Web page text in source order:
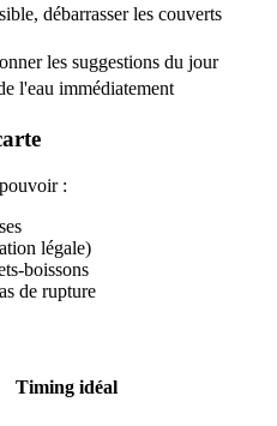
débarrasser les couverts
les suggestions du jour
l'eau immédiatement
:
légale)
boissons
de rupture
Timing idéal